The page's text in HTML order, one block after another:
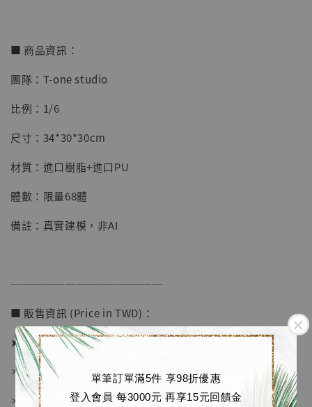
單筆訂單滿5件 享98折優惠
登入會員 每3000元 再享15元回饋金
【店內現貨】七龍珠 系列蒐藏雕像 悟空 鳥山
明紀念款 [奇蹟工作室]
NT$ 5,580
■ 商品資訊：
團隊：T-one studio
比例：1/6
尺寸：34*30*30cm
材質：進口樹脂+進口PU
體數：限量68體
備註：真實建模，非AI
──────────────
■ 販售資訊 (Price in TWD)：
➤ 價格 8680元 (訂金3580)
＊ 國際運費另計
＊ 刷卡免手續費